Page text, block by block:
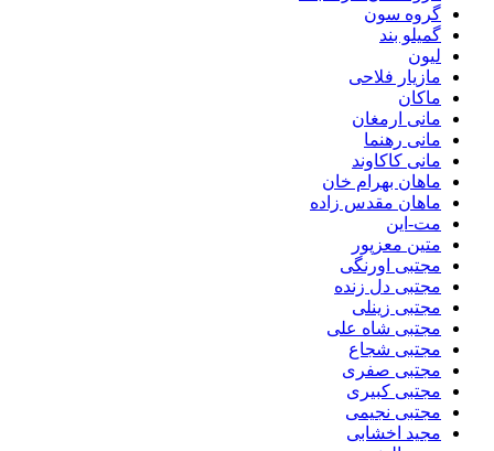
گروه سون
گمیلو بند
لیون
مازیار فلاحی
ماکان
مانی ارمغان
مانی رهنما
مانی کاکاوند
ماهان بهرام خان
ماهان مقدس زاده
مت-این
متین معزپور
مجتبی اورنگی
مجتبی دل زنده
مجتبی زینلی
مجتبی شاه علی
مجتبی شجاع
مجتبی صفری
مجتبی کبیری
مجتبی نجیمی
مجید اخشابی